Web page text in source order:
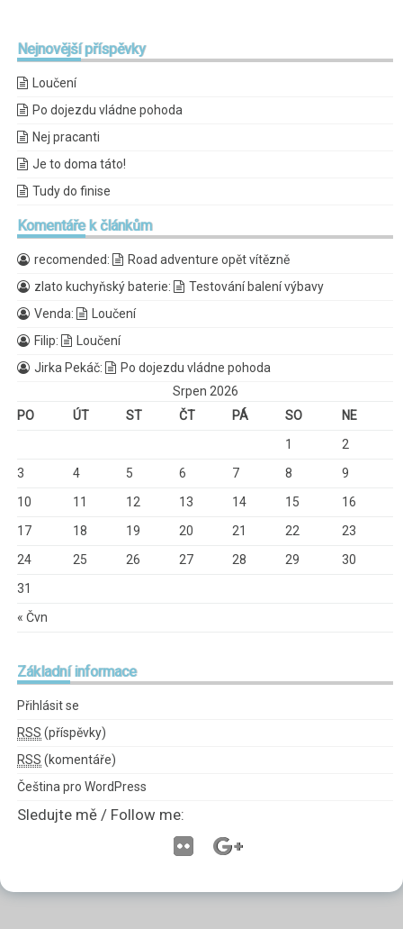
Nejnovějšípříspěvky
Loučení
Po dojezdu vládne pohoda
Nej pracanti
Je to doma táto!
Tudy do finise
Komentářek článkům
recomended:
Road adventure opět vítězně
zlato kuchyňský baterie:
Testování balení výbavy
Venda:
Loučení
Filip:
Loučení
Jirka Pekáč:
Po dojezdu vládne pohoda
Srpen 2026
PO
ÚT ST ČT PÁ SO NE
« Čvn
1
2
3
4 5 6 7 8
9
10
11 12 13 14 15
16
17
18 19 20 21 22
23
24
25 26 27 28 29
30
31
Základníinformace
Přihlásit se
RSS (příspěvky)
RSS (komentáře)
Čeština pro WordPress
Sledujte mě / Follow me: